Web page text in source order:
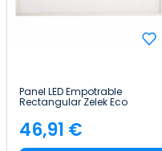
Panel LED Empotrable
Rectangular Zelek Eco
Amstrong 72W 6900lm IP44
120x60x1.2cm 4000K Blanco
30000H SECOM
Precio
46,91 €